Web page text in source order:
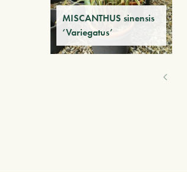
MISCANTHUS sinensis
‘Variegatus’